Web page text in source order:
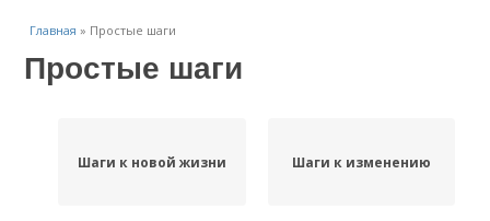
Главная » Простые шаги
Простые шаги
Шаги к новой жизни Шаги к изменению